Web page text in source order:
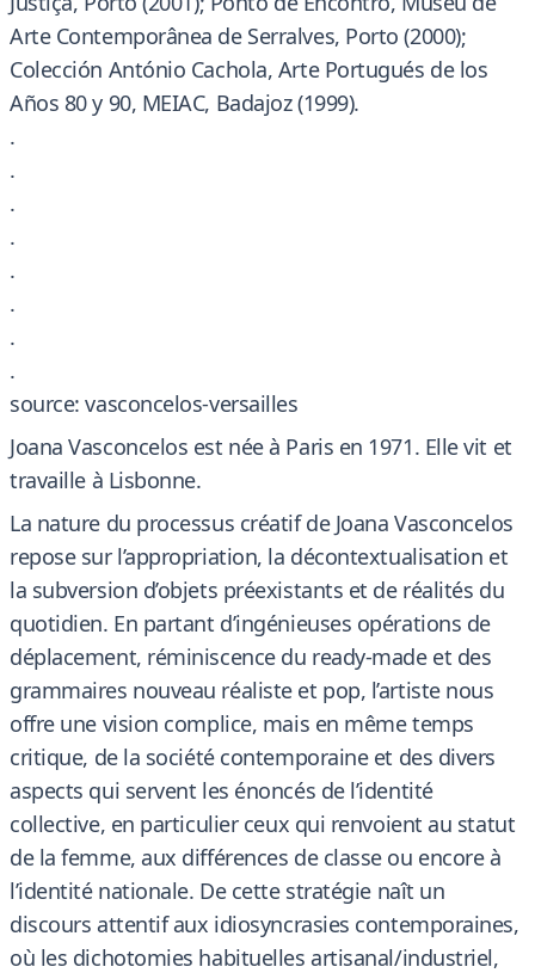
Arte Contemporânea de Serralves, Porto (2000);
Colección António Cachola, Arte Portugués de los
Años 80 y 90, MEIAC, Badajoz (1999).
.
.
.
.
.
.
.
.
source: vasconcelos-versailles
Joana Vasconcelos est née à Paris en 1971. Elle vit et
travaille à Lisbonne.
La nature du processus créatif de Joana Vasconcelos
repose sur l’appropriation, la décontextualisation et
la subversion d’objets préexistants et de réalités du
quotidien. En partant d’ingénieuses opérations de
déplacement, réminiscence du ready-made et des
grammaires nouveau réaliste et pop, l’artiste nous
offre une vision complice, mais en même temps
critique, de la société contemporaine et des divers
aspects qui servent les énoncés de l’identité
collective, en particulier ceux qui renvoient au statut
de la femme, aux différences de classe ou encore à
l’identité nationale. De cette stratégie naît un
discours attentif aux idiosyncrasies contemporaines,
où les dichotomies habituelles artisanal/industriel,